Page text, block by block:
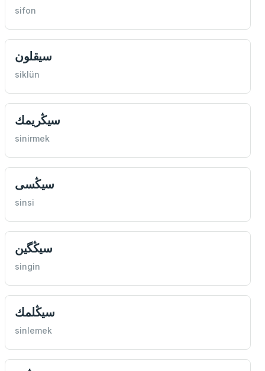
sifon
سيقلون
siklün
سيڭريمك
sinirmek
سيڭسی
sinsi
سيڭگین
singin
سيڭلمك
sinlemek